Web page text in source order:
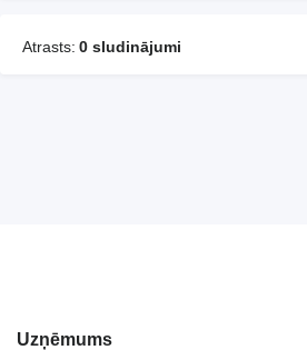
Atrasts: 0 sludinājumi
Uzņēmums